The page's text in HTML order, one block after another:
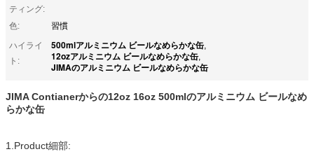
ティング:
色:
習慣
ハイライ
ト:
500mlアルミニウム ビールなめらかな缶,
12ozアルミニウム ビールなめらかな缶,
JIMAのアルミニウム ビールなめらかな缶
JIMA Contianerからの12oz 16oz 500mlのアルミニウム ビールなめ
らかな缶
1.Product細部: